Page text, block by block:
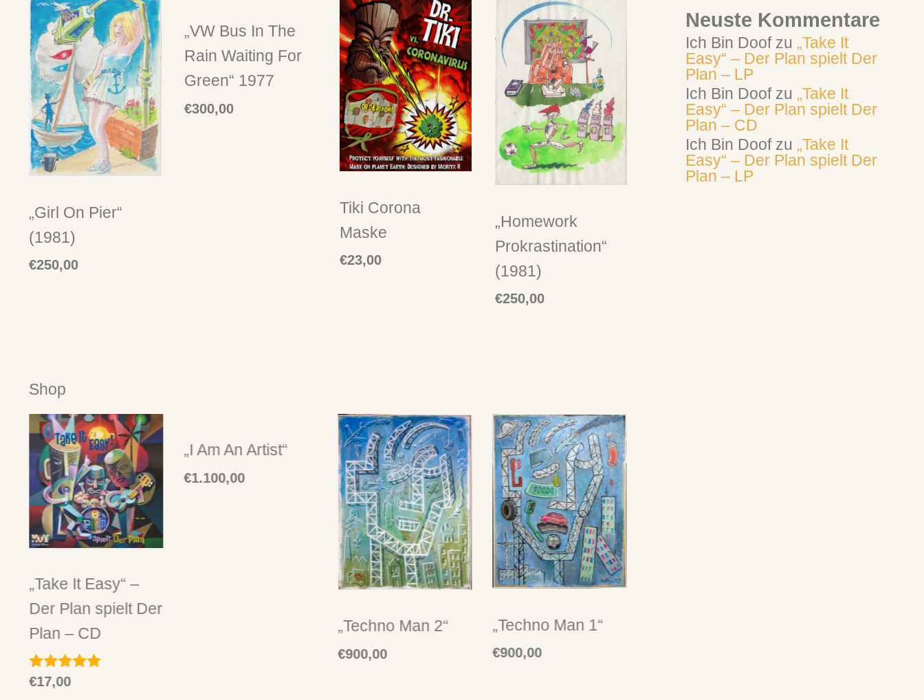
„Girl On Pier“
(1981)
€250,00
„VW Bus In The
Rain Waiting For
Green“ 1977
€300,00
Tiki Corona
Maske
€23,00
„Homework
Prokrastination“
(1981)
€250,00
Shop
„Take It Easy“ –
Der Plan spielt Der
Plan – CD
Bewertet mit
€17,00
„I Am An Artist“
€1.100,00
„Techno Man 2“
€900,00
„Techno Man 1“
€900,00
Neuste Kommentare
Ich Bin Doofzu „Take It
Easy“ – Der Plan spielt Der
Plan – LP
Ich Bin Doofzu „Take It
Easy“ – Der Plan spielt Der
Plan – CD
Ich Bin Doofzu „Take It
Easy“ – Der Plan spielt Der
Plan – LP